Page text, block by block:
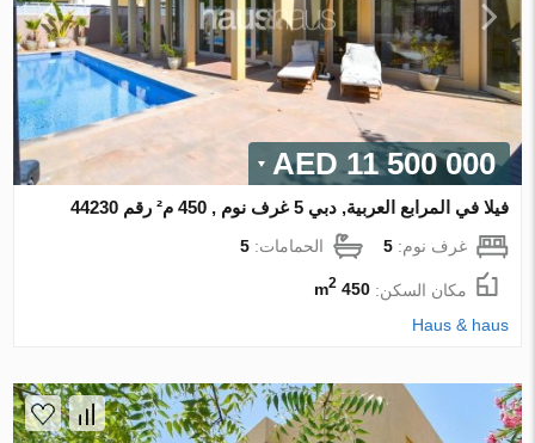
11 500 000 AED
فيلا في المرابع العربية, دبي 5 غرف نوم , 450 م² رقم 44230
غرف نوم:5 الحمامات:5
مكان السكن:450 m
2
Haus & haus